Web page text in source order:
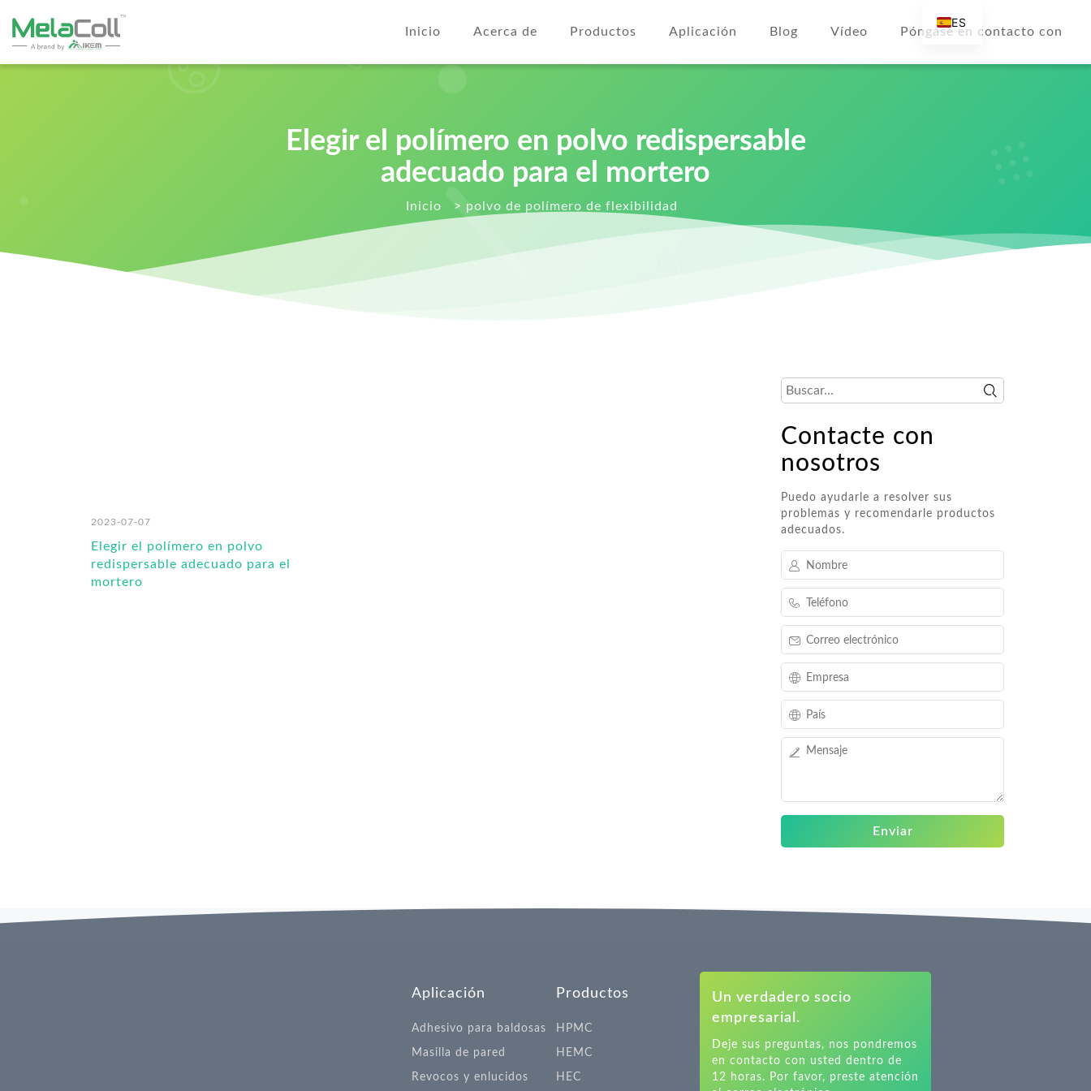
Inicio Acerca de Productos Aplicación Blog Vídeo Póngase en contacto con
Elegir el polímero en polvo redispersable
adecuado para el mortero
Inicio > polvo de polímero de flexibilidad
2023-07-07
Elegir el polímero en polvo
redispersable adecuado para el
mortero
Contacte con
nosotros
Puedo ayudarle a resolver sus
problemas y recomendarle productos
adecuados.
Enviar
Aplicación
Adhesivo para baldosas
Masilla de pared
Revocos y enlucidos
Productos
HPMC
HEMC
HEC
Un verdadero socio
empresarial.
Deje sus preguntas, nos pondremos
en contacto con usted dentro de
12 horas. Por favor, preste atención
ES
FI